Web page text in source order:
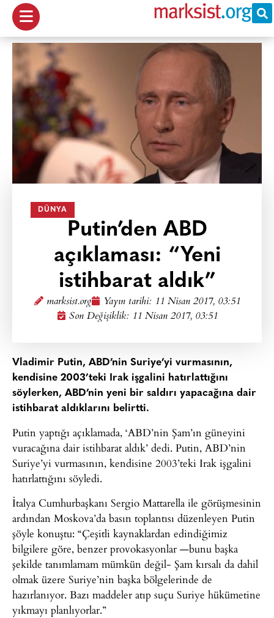
DÜNYA
Putin’den ABD
açıklaması: “Yeni
istihbarat aldık”
marksist.org Yayın tarihi: 11 Nisan 2017, 03:51
Son Değişiklik: 11 Nisan 2017, 03:51
Vladimir Putin, ABD’nin Suriye’yi vurmasının,
kendisine 2003’teki Irak işgalini hatırlattığını
söylerken, ABD’nin yeni bir saldırı yapacağına dair
istihbarat aldıklarını belirtti.
Putin yaptığı açıklamada, ‘ABD’nin Şam’ın güneyini
vuracağına dair istihbarat aldık’ dedi. Putin, ABD’nin
Suriye’yi vurmasının, kendisine 2003’teki Irak işgalini
hatırlattığını söyledi.
İtalya Cumhurbaşkanı Sergio Mattarella ile görüşmesinin
ardından Moskova’da basın toplantısı düzenleyen Putin
şöyle konuştu: “Çeşitli kaynaklardan edindiğimiz
bilgilere göre, benzer provokasyonlar —bunu başka
şekilde tanımlamam mümkün değil- Şam kırsalı da dahil
olmak üzere Suriye’nin başka bölgelerinde de
hazırlanıyor. Bazı maddeler atıp suçu Suriye hükümetine
yıkmayı planlıyorlar.”